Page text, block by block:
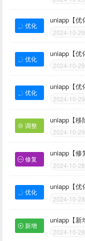
优化
uniapp【优
2024-10-
优化
uniapp【优
2024-10-
优化
uniapp【优
2024-10-
调整
uniapp【移
2024-10-
修复
uniapp【修
2024-10-
优化
uniapp【优
2024-10-
新增
uniapp【新
2024-10-